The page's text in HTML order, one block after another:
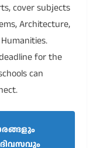
cover subjects
Architecture,
for the
can
ദിവസവും